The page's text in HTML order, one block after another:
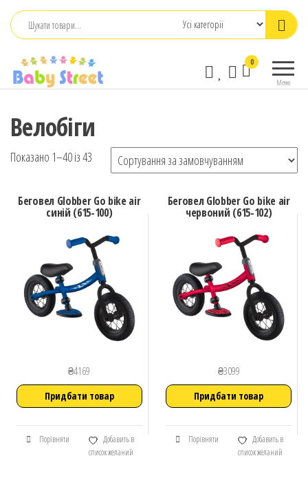
Перейти
babystreet.com.ua
– інтернет-
та
Меню
0
Велобіги
Показано 1–40 із 43
Беговел Globber Go bike air
синій (615-100)
₴4169
Придбати товар
Порівняти
Добавить в
список желаний
Беговел Globber Go bike air
червоний (615-102)
₴3099
Придбати товар
Порівняти
Добавить в
список желаний